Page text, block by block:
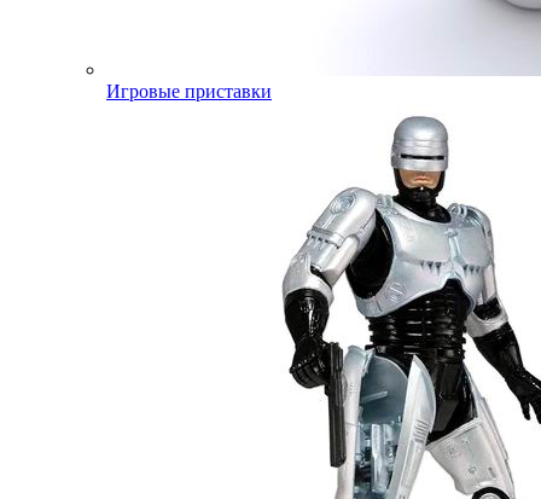
Игровые приставки